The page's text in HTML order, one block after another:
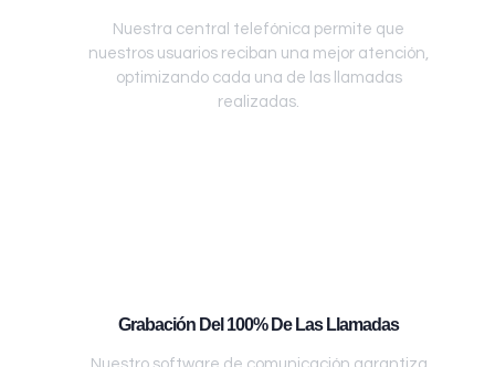
Nuestra central telefónica permite que
nuestros usuarios reciban una mejor atención,
optimizando cada una de las llamadas
realizadas.
Grabación Del 100% De Las Llamadas